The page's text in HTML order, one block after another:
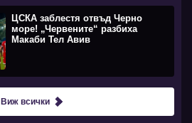
ЦСКА заблестя отвъд Черно
море! „Червените“ разбиха
Макаби Тел Авив
Виж всички